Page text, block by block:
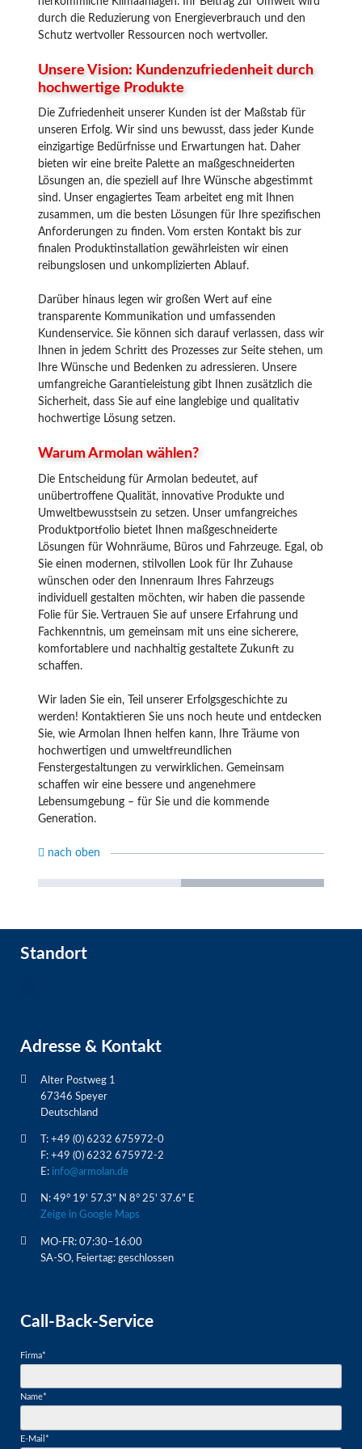
durch die Reduzierung von Energieverbrauch und den
Schutz wertvoller Ressourcen noch wertvoller.
Unsere Vision: Kundenzufriedenheit durch
hochwertige Produkte
Die Zufriedenheit unserer Kunden ist der Maßstab für
unseren Erfolg. Wir sind uns bewusst, dass jeder Kunde
einzigartige Bedürfnisse und Erwartungen hat. Daher
bieten wir eine breite Palette an maßgeschneiderten
Lösungen an, die speziell auf Ihre Wünsche abgestimmt
sind. Unser engagiertes Team arbeitet eng mit Ihnen
zusammen, um die besten Lösungen für Ihre spezifischen
Anforderungen zu finden. Vom ersten Kontakt bis zur
finalen Produktinstallation gewährleisten wir einen
reibungslosen und unkomplizierten Ablauf.
Darüber hinaus legen wir großen Wert auf eine
transparente Kommunikation und umfassenden
Kundenservice. Sie können sich darauf verlassen, dass wir
Ihnen in jedem Schritt des Prozesses zur Seite stehen, um
Ihre Wünsche und Bedenken zu adressieren. Unsere
umfangreiche Garantieleistung gibt Ihnen zusätzlich die
Sicherheit, dass Sie auf eine langlebige und qualitativ
hochwertige Lösung setzen.
Warum Armolan wählen?
Die Entscheidung für Armolan bedeutet, auf
unübertroffene Qualität, innovative Produkte und
Umweltbewusstsein zu setzen. Unser umfangreiches
Produktportfolio bietet Ihnen maßgeschneiderte
Lösungen für Wohnräume, Büros und Fahrzeuge. Egal, ob
Sie einen modernen, stilvollen Look für Ihr Zuhause
wünschen oder den Innenraum Ihres Fahrzeugs
individuell gestalten möchten, wir haben die passende
Folie für Sie. Vertrauen Sie auf unsere Erfahrung und
Fachkenntnis, um gemeinsam mit uns eine sicherere,
komfortablere und nachhaltig gestaltete Zukunft zu
schaffen.
Wir laden Sie ein, Teil unserer Erfolgsgeschichte zu
werden! Kontaktieren Sie uns noch heute und entdecken
Sie, wie Armolan Ihnen helfen kann, Ihre Träume von
hochwertigen und umweltfreundlichen
Fenstergestaltungen zu verwirklichen. Gemeinsam
schaffen wir eine bessere und angenehmere
Lebensumgebung – für Sie und die kommende
Generation.
nach oben
Standort
Adresse & Kontakt
Alter Postweg 1
67346 Speyer
Deutschland
T: +49 (0) 6232 675972-0
F: +49 (0) 6232 675972-2
E: info@armolan.de
N: 49° 19' 57.3" N 8° 25' 37.6" E
Zeige in Google Maps
MO-FR: 07:30–16:00
SA-SO, Feiertag: geschlossen
Call-Back-Service
Pflichtfeld
Firma*
Pflichtfeld
Name*
Pflichtfeld
E-Mail *